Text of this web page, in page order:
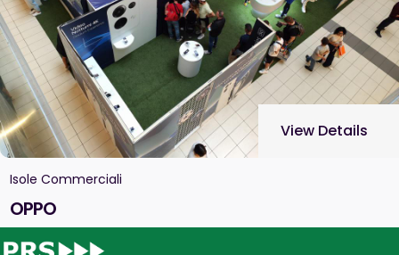
Isole Commerciali
OPPO
View Details